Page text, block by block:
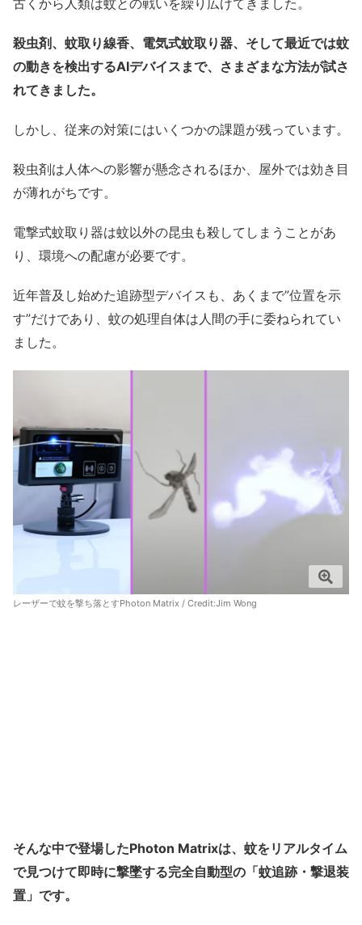
古くから人類は蚊との戦いを繰り広げてきました。
殺虫剤、蚊取り線香、電気式蚊取り器、そして最近では蚊
の動きを検出するAIデバイスまで、さまざまな方法が試さ
れてきました。
しかし、従来の対策にはいくつかの課題が残っています。
殺虫剤は人体への影響が懸念されるほか、屋外では効き目
が薄れがちです。
電撃式蚊取り器は蚊以外の昆虫も殺してしまうことがあ
り、環境への配慮が必要です。
近年普及し始めた追跡型デバイスも、あくまで”位置を示
す”だけであり、蚊の処理自体は人間の手に委ねられてい
ました。
レーザーで蚊を撃ち落とすPhoton Matrix / Credit:Jim Wong
そんな中で登場したPhoton Matrixは、蚊をリアルタイム
で見つけて即時に撃墜する完全自動型の「蚊追跡・撃退装
置」です。